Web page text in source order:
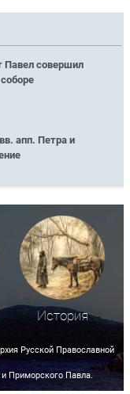
Павел совершил
апп. Петра и
История
Русской Православной
Приморского Павла.